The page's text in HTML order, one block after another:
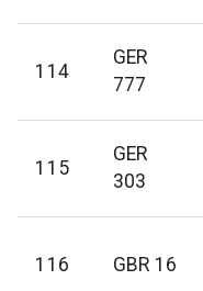
114
GER
777
115
GER
303
116 GBR 16